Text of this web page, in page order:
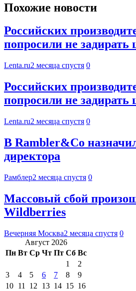
Похожие новости
Российских
попросили не задирать
Lenta.ru2 месяца спустя 0
Российских
попросили не задирать
Lenta.ru2 месяца спустя 0
В Rambler&Co
директора
Рамблер2 месяца спустя 0
Массовый сбой
Wildberries
Вечерняя Москва2 месяца спустя 0
Август 2026
Пн Вт Ср Чт Пт Сб Вс
1
2
3
4 5 6 7 8
9
10 11 12 13 14 15 16